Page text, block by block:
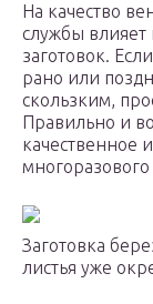
На качество
службы
заготовок.
рано или
скользким,
Правильно и
качественное
Заготовка
листья уже